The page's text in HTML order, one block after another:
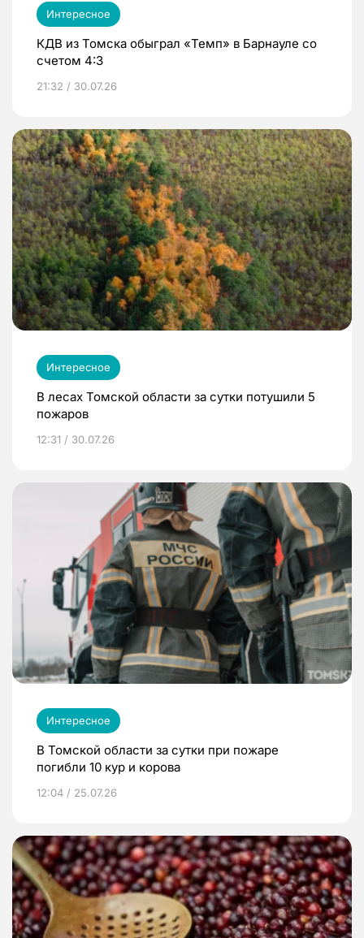
Интересное
КДВ из Томска обыграл «Темп» в Барнауле со
счетом 4:3
21:32 / 30.07.26
Интересное
В лесах Томской области за сутки потушили 5
пожаров
12:31 / 30.07.26
Интересное
В Томской области за сутки при пожаре
погибли 10 кур и корова
12:04 / 25.07.26